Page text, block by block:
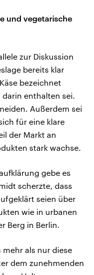
und vegetarische
zur Diskussion
bereits klar
bezeichnet
enthalten sei.
Außerdem sei
für eine klare
der Markt an
stark wachse.
gebe es
scherzte, dass
seien über
wie in urbanen
Berg in Berlin.
als nur diese
dem zunehmenden